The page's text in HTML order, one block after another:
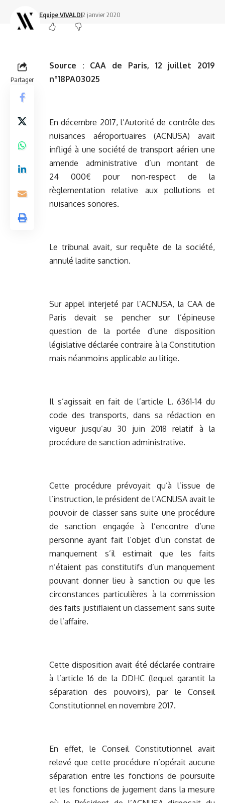
Equipe VIVALDI2 janvier 2020
Partager
Source : CAA de Paris, 12 juillet 2019
n°18PA03025
En décembre 2017, l’Autorité de contrôle des
nuisances aéroportuaires (ACNUSA) avait
infligé à une société de transport aérien une
amende administrative d’un montant de
24 000€ pour non-respect de la
règlementation relative aux pollutions et
nuisances sonores.
Le tribunal avait, sur requête de la société,
annulé ladite sanction.
Sur appel interjeté par l’ACNUSA, la CAA de
Paris devait se pencher sur l’épineuse
question de la portée d’une disposition
législative déclarée contraire à la Constitution
mais néanmoins applicable au litige.
Il s’agissait en fait de l’article L. 6361-14 du
code des transports, dans sa rédaction en
vigueur jusqu’au 30 juin 2018 relatif à la
procédure de sanction administrative.
Cette procédure prévoyait qu’à l’issue de
l’instruction, le président de l’ACNUSA avait le
pouvoir de classer sans suite une procédure
de sanction engagée à l’encontre d’une
personne ayant fait l’objet d’un constat de
manquement s’il estimait que les faits
n’étaient pas constitutifs d’un manquement
pouvant donner lieu à sanction ou que les
circonstances particulières à la commission
des faits justifiaient un classement sans suite
de l’affaire.
Cette disposition avait été déclarée contraire
à l’article 16 de la DDHC (lequel garantit la
séparation des pouvoirs), par le Conseil
Constitutionnel en novembre 2017.
En effet, le Conseil Constitutionnel avait
relevé que cette procédure n’opérait aucune
séparation entre les fonctions de poursuite
et les fonctions de jugement dans la mesure